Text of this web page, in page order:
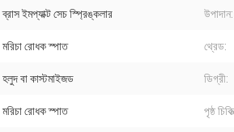
ব্রাস ইমপ্যাক্ট সেচ স্প্রিঙ্কলার উপাদান:
মরিচা রোধক স্পাত থ্রেড:
হলুদ বা কাস্টমাইজড ডিগ্রী:
মরিচা রোধক স্পাত পৃষ্ঠ